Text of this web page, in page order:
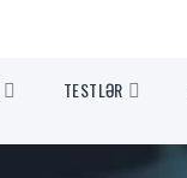
TESTLƏR